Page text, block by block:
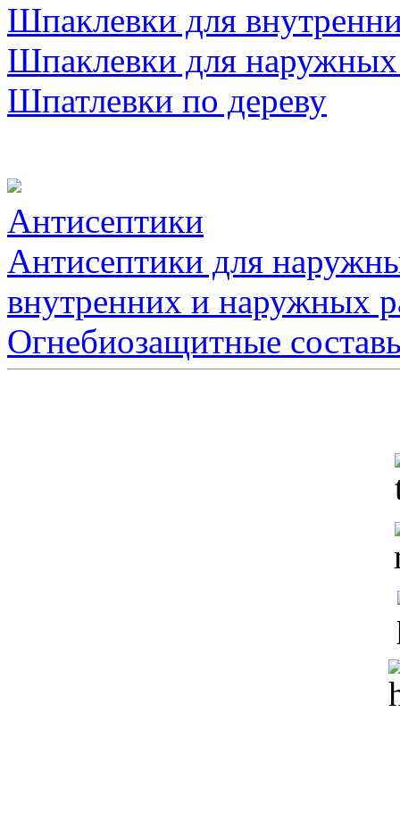
Шпаклевки для
Шпаклевки для наружных
Шпатлевки по дереву
Антисептики
Антисептики для
внутренних и наружных
Огнебиозащитные